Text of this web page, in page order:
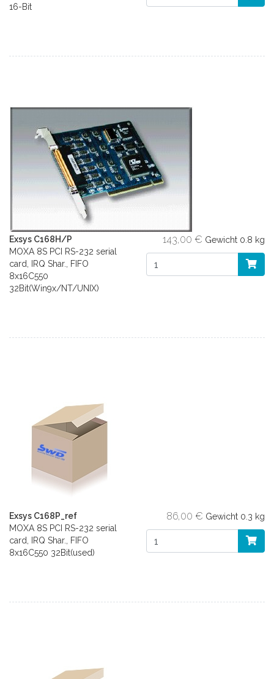
16-Bit
Exsys C168H/P
MOXA 8S PCI RS-232 serial
card, IRQ Shar., FIFO
8x16C550
32Bit(Win9x/NT/UNIX)
143,00 € Gewicht 0.8 kg
Exsys C168P_ref
MOXA 8S PCI RS-232 serial
card, IRQ Shar., FIFO
8x16C550 32Bit(used)
86,00 € Gewicht 0.3 kg